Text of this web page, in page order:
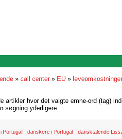
» call center » EU »
artikler hvor det valgte emne-ord (tag)
søgning yderligere.
Portugal danskere i Portugal dansktalende